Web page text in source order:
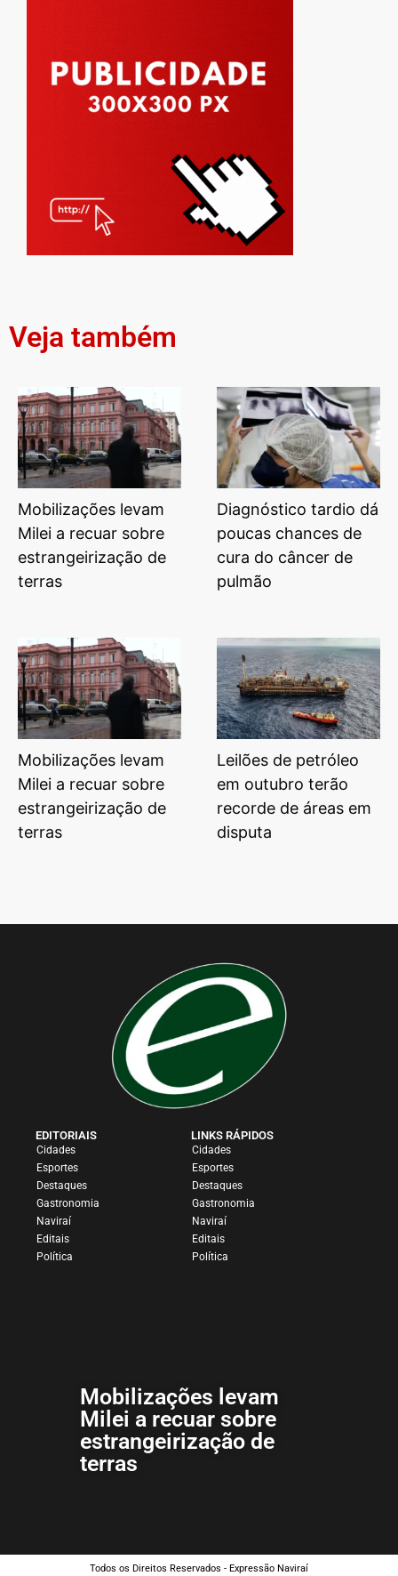
Veja também
Mobilizações levam
Milei a recuar sobre
estrangeirização de
terras
Diagnóstico tardio dá
poucas chances de
cura do câncer de
pulmão
Mobilizações levam
Milei a recuar sobre
estrangeirização de
terras
Leilões de petróleo
em outubro terão
recorde de áreas em
disputa
EDITORIAIS
Cidades
Esportes
Destaques
Gastronomia
Naviraí
Editais
Política
LINKS RÁPIDOS
Cidades
Esportes
Destaques
Gastronomia
Naviraí
Editais
Política
Mobilizações levam
Milei a recuar sobre
estrangeirização de
terras
Todos os Direitos Reservados - Expressão Naviraí